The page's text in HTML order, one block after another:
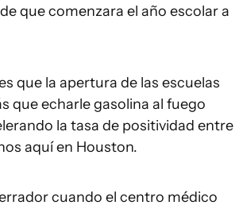
que comenzara el año escolar a
que la apertura de las escuelas
que echarle gasolina al fuego
la tasa de positividad entre
aquí en Houston.
cuando el centro médico